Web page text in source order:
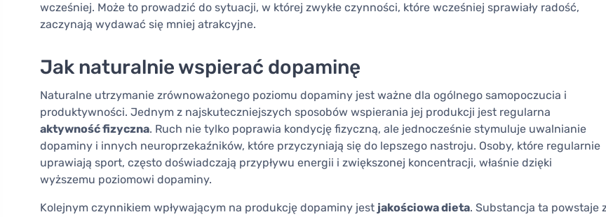
wcześniej. Może to prowadzić do sytuacji, w której zwykłe czynności, które wcześniej sprawiały radość,
zaczynają wydawać się mniej atrakcyjne.
Jak naturalnie wspierać dopaminę
Naturalne utrzymanie zrównoważonego poziomu dopaminy jest ważne dla ogólnego samopoczucia i
produktywności. Jednym z najskuteczniejszych sposobów wspierania jej produkcji jest regularna
aktywność fizyczna. Ruch nie tylko poprawia kondycję fizyczną, ale jednocześnie stymuluje uwalnianie
dopaminy i innych neuroprzekaźników, które przyczyniają się do lepszego nastroju. Osoby, które regularnie
uprawiają sport, często doświadczają przypływu energii i zwiększonej koncentracji, właśnie dzięki
wyższemu poziomowi dopaminy.
Kolejnym czynnikiem wpływającym na produkcję dopaminy jest jakościowa dieta. Substancja ta powstaje